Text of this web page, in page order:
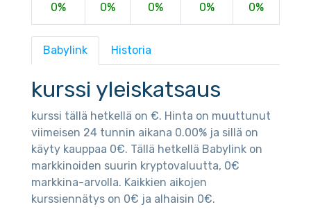
0% 0% 0% 0% 0%
Babylink Historia
kurssi yleiskatsaus
kurssi tällä hetkellä on €. Hinta on muuttunut
viimeisen 24 tunnin aikana 0.00% ja sillä on
käyty kauppaa 0€. Tällä hetkellä Babylink on
markkinoiden suurin kryptovaluutta, 0€
markkina-arvolla. Kaikkien aikojen
kurssiennätys on 0€ ja alhaisin 0€.